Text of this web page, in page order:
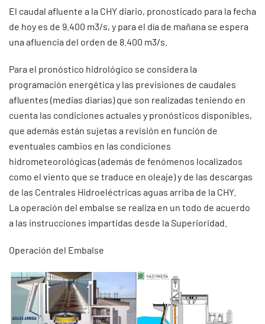
El caudal afluente a la CHY diario, pronosticado para la fecha
de hoy es de 9.400 m3/s, y para el día de mañana se espera
una afluencia del orden de 8.400 m3/s.
Para el pronóstico hidrológico se considera la
programación energética y las previsiones de caudales
afluentes (medias diarias) que son realizadas teniendo en
cuenta las condiciones actuales y pronósticos disponibles,
que además están sujetas a revisión en función de
eventuales cambios en las condiciones
hidrometeorológicas (además de fenómenos localizados
como el viento que se traduce en oleaje) y de las descargas
de las Centrales Hidroeléctricas aguas arriba de la CHY.
La operación del embalse se realiza en un todo de acuerdo
a las instrucciones impartidas desde la Superioridad.
Operación del Embalse